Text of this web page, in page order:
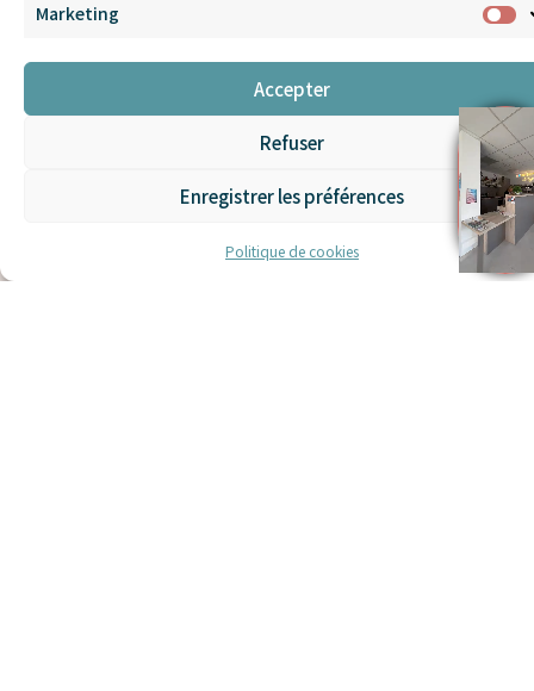
Marketing
Accepter
Refuser
Enregistrer les préférences
Politique de cookies